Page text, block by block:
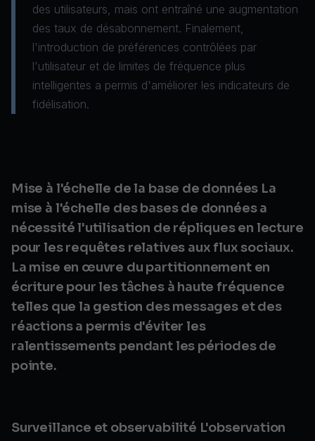
des utilisateurs, mais ont entraîné une augmentation
des taux de désabonnement. Finalement,
l'introduction de préférences contrôlées par
l'utilisateur et de limites de fréquence plus
intelligentes a permis d'améliorer les indicateurs de
fidélisation.
Mise à l'échelle de la base de données La
mise à l'échelle des bases de données a
nécessité l'utilisation de répliques en lecture
pour les requêtes relatives aux flux sociaux.
La mise en œuvre du partitionnement en
écriture pour les tâches à haute fréquence
telles que la gestion des messages et des
réactions a permis d'éviter les
ralentissements pendant les périodes de
pointe.
Surveillance et observabilité L'observation